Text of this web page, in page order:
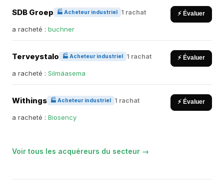
SDB Groep 🏭 Acheteur industriel 1 rachat ⚡ Évaluer
a racheté : buchner
Terveystalo 🏭 Acheteur industriel 1 rachat ⚡ Évaluer
a racheté : Silmäasema
Withings 🏭 Acheteur industriel 1 rachat ⚡ Évaluer
a racheté : Biosency
Voir tous les acquéreurs du secteur →